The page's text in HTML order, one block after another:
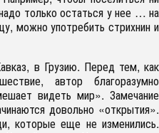
только остаться у нее … на
можно употребить стрихнин и
в Грузию. Перед тем, как
автор благоразумно
видеть мир». Замечание
довольно «открытия».
которые еще не изменились.